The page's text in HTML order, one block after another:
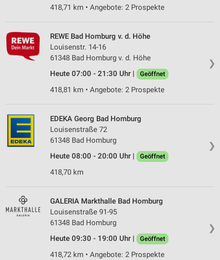
418,71 km • Angebote: 2 Prospekte
❯
REWE Bad Homburg v. d. Höhe
Louisenstr. 14-16
61348 Bad Homburg v. d. Höhe
Heute 07:00 - 21:30 Uhr |
Geöffnet
418,81 km • Angebote: 2 Prospekte
❯
EDEKA Georg Bad Homburg
Louisenstraße 72
61348 Bad Homburg
Heute 08:00 - 20:00 Uhr |
Geöffnet
418,70 km
❯
GALERIA Markthalle Bad Homburg
Louisenstraße 91-95
61348 Bad Homburg
Heute 09:30 - 19:00 Uhr |
Geöffnet
418,72 km • Angebote: 2 Prospekte